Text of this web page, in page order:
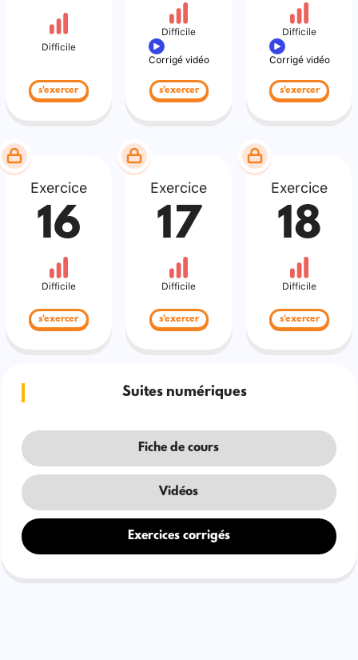
Difficile
s'exercer
Difficile
Corrigé vidéo
s'exercer
Difficile
Corrigé vidéo
s'exercer
Exercice
16
Difficile
s'exercer
Exercice
17
Difficile
s'exercer
Exercice
18
Difficile
s'exercer
Suites numériques
Fiche de cours
Vidéos
Exercices corrigés